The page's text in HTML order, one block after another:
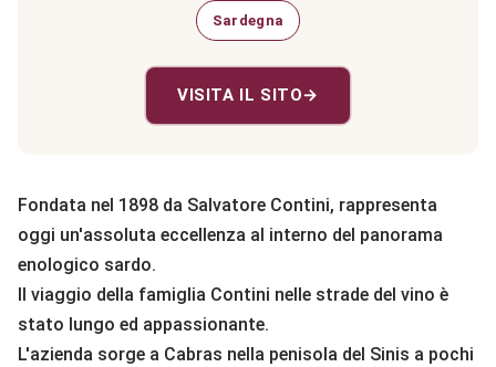
Sardegna
VISITA IL SITO→
Fondata nel 1898 da Salvatore Contini, rappresenta
oggi un'assoluta eccellenza al interno del panorama
enologico sardo.
Il viaggio della famiglia Contini nelle strade del vino è
stato lungo ed appassionante.
L'azienda sorge a Cabras nella penisola del Sinis a pochi